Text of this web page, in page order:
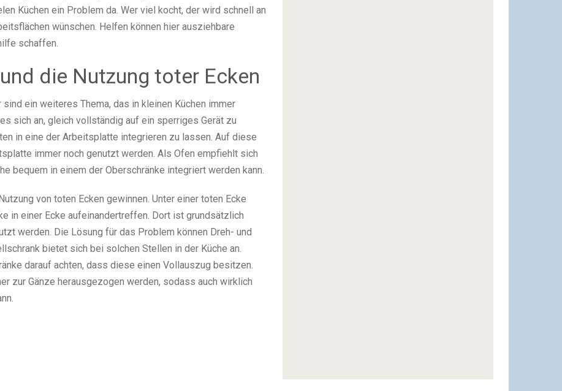
Küchen ein Problem da. Wer viel kocht, der wird schnell an
wünschen. Helfen können hier ausziehbare
schaffen.
die Nutzung toter Ecken
ein weiteres Thema, das in kleinen Küchen immer
sich an, gleich vollständig auf ein sperriges Gerät zu
in eine der Arbeitsplatte integrieren zu lassen. Auf diese
immer noch genutzt werden. Als Ofen empfiehlt sich
bequem in einem der Oberschränke integriert werden kann.
von toten Ecken gewinnen. Unter einer toten Ecke
in einer Ecke aufeinandertreffen. Dort ist grundsätzlich
werden. Die Lösung für das Problem können Dreh- und
bietet sich bei solchen Stellen in der Küche an.
darauf achten, dass diese einen Vollauszug besitzen.
zur Gänze herausgezogen werden, sodass auch wirklich